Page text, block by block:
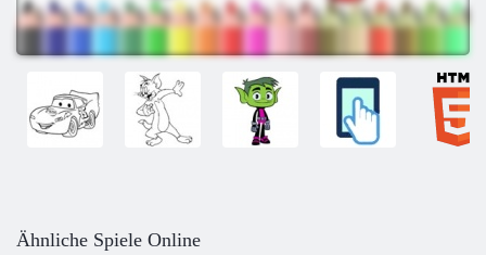
Ähnliche Spiele Online